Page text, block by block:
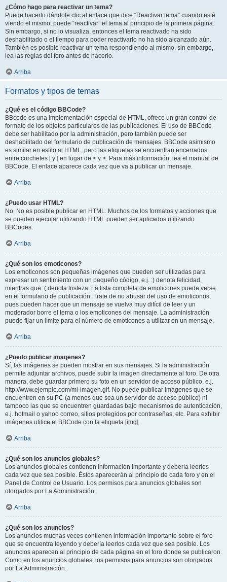
¿Cómo hago para reactivar un tema?
Puede hacerlo dándole clic al enlace que dice “Reactivar tema” cuando esté
viendo el mismo, puede “reactivar” el tema al principio de la primera página.
Sin embargo, si no lo visualiza, entonces el tema reactivado ha sido
deshabilitado o el tiempo para poder reactivarlo no ha sido alcanzado aún.
También es posible reactivar un tema respondiendo al mismo, sin embargo,
lea las reglas del foro antes de hacerlo.
Arriba
Formatos y tipos de temas
¿Qué es el código BBCode?
BBcode es una implementación especial de HTML, ofrece un gran control de
formato de los objetos particulares de las publicaciones. El uso de BBCode
debe ser habilitado por la administración, pero también puede ser
deshabilitado del formulario de publicación de mensajes. BBCode asimismo
es similar en estilo al HTML, pero las etiquetas se encuentran encerrados
entre corchetes [ y ] en lugar de < y >. Para más información, lea el manual de
BBCode. El enlace aparece cada vez que va a publicar un mensaje.
Arriba
¿Puedo usar HTML?
No. No es posible publicar en HTML. Muchos de los formatos y acciones que
se pueden ejecutar utilizando HTML pueden ser aplicados utilizando
BBCodes.
Arriba
¿Qué son los emoticonos?
Los emoticonos son pequeñas imágenes que pueden ser utilizadas para
expresar un sentimiento con un pequeño código, e.j. :) denota felicidad,
mientras que :( denota tristeza. La lista completa de emoticones puede verse
en el formulario de publicación. Trate de no abusar del uso de emoticonos,
pues pueden hacer que un mensaje se vuelva muy difícil de leer y un
moderador borre el tema o los emoticones del mensaje. La administración
puede fijar un límite para el número de emoticones a utilizar en un mensaje.
Arriba
¿Puedo publicar imagenes?
Sí, las imágenes se pueden mostrar en sus mensajes. Si la administración
permite adjuntar archivos, puede subir la imagen directamente al foro. De otra
manera, debe guardar primero su foto en un servidor de acceso público, e.j.
http://www.ejemplo.com/mi-imagen.gif. No puede publicar imágenes que se
encuentren en su PC (a menos que sea un servidor de acceso público) ni
tampoco las que se encuentren guardadas bajo mecanismos de autenticación,
e.j. hotmail o yahoo correo, sitios protegidos por contraseñas, etc. Para exhibir
imágenes utilice el BBCode con la etiqueta [img].
Arriba
¿Qué son los anuncios globales?
Los anuncios globales contienen información importante y debería leerlos
cada vez que sea posible. Éstos aparecerán al principio de cada foro y en el
Panel de Control de Usuario. Los permisos para anuncios globales son
otorgados por La Administración.
Arriba
¿Qué son los anuncios?
Los anuncios muchas veces contienen información importante sobre el foro
que se encuentra leyendo y debería leerlos cada vez que sea posible. Los
anuncios aparecen al principio de cada página en el foro donde se publicaron.
Como en los anuncios globales, los permisos para anuncios son otorgados
por La Administración.